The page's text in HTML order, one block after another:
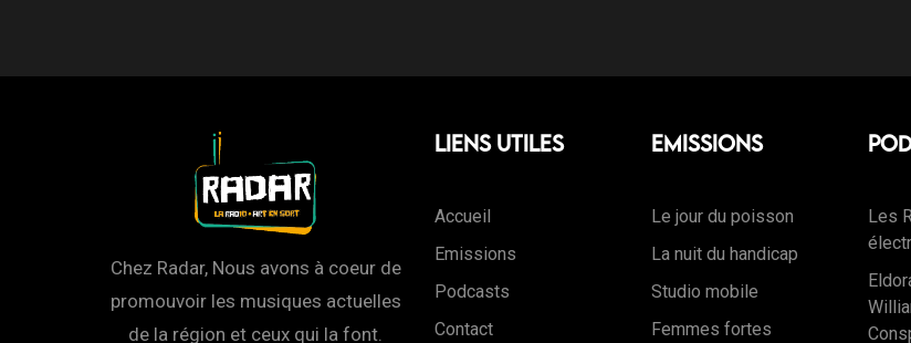
Chez Radar, Nous avons à coeur de
promouvoir les musiques actuelles
de la région et ceux qui la font.
Liens Utiles
Accueil
Emissions
Podcasts
Contact
Emissions
Le jour du poisson
La nuit du handicap
Studio mobile
Femmes fortes
Les